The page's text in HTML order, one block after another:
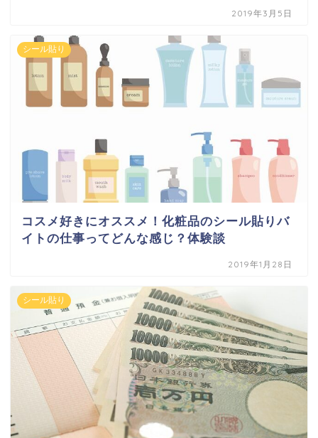
2019年3月5日
シール貼り
コスメ好きにオススメ！化粧品のシール貼りバ
イトの仕事ってどんな感じ？体験談
2019年1月28日
シール貼り